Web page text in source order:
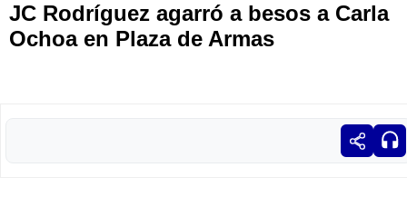
JC Rodríguez agarró a besos a Carla
Ochoa en Plaza de Armas